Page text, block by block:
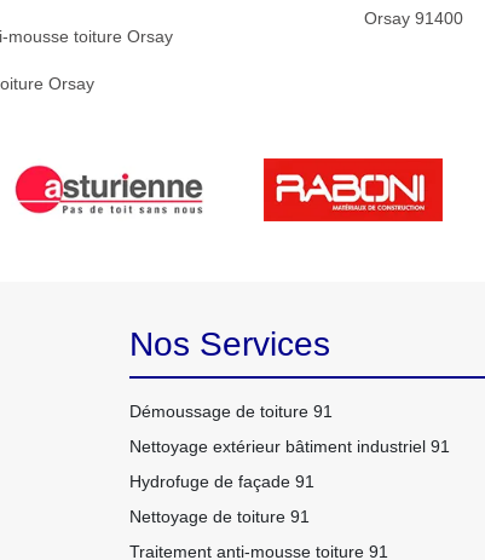
mousse toiture Orsay
Orsay
Orsay 91400
Nos Services
Démoussage de toiture 91
Nettoyage extérieur bâtiment industriel 91
Hydrofuge de façade 91
Nettoyage de toiture 91
Traitement anti-mousse toiture 91